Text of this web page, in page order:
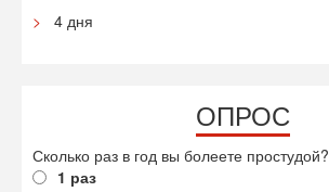
4 дня
ОПРОС
Сколько раз в год вы болеете простудой?
1 раз